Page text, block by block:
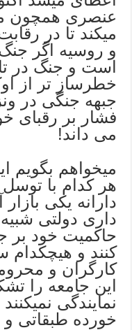
عنصری همچون
میکند تا در
و روسیه اگر جنگ
است و جنگ در
خطرساز تر از
جبهه جنگی در
فشار بر رقبای
می داند!
میخواهم بگویم
هر کدام با توسل
دارانه یکی
داری دولتی
حاکمیت خود بر
کنند و هیچکدام
کارگران و
این جامعه را
نمایندگی
خورده طبقاتی و